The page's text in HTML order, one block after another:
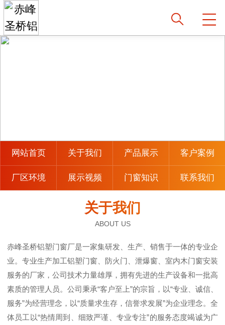
网站首页 关于我们 产品展示 客户案例
厂区环境 展示视频 门窗知识 联系我们
关于我们
ABOUT US
赤峰圣桥铝塑门窗厂是一家集研发、生产、销售于一体的专业企
业。专业生产加工铝塑门窗、防火门、泄爆窗、室内木门窗安装
服务的厂家，公司技术力量雄厚，拥有先进的生产设备和一批高
素质的管理人员。公司秉承“客户至上”的宗旨，以“专业、诚信、
服务”为经营理念，以“质量求生存，信誉求发展”为企业理念。全
体员工以“热情周到、细致严谨、专业专注”的服务态度竭诚为广